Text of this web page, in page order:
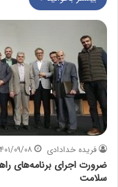
فریده خدادادی ۱۴۰۱/۰۹/
ضرورت اجرای برنامه‌های
سلامت